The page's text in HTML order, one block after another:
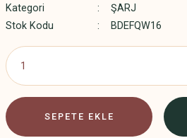
Kategori
ŞARJ
Stok Kodu
BDEFQW16
SEPETE EKLE